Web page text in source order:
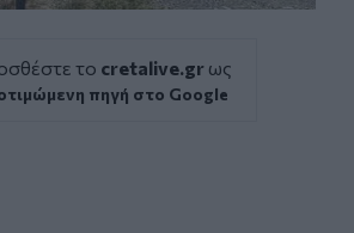
το cretalive.gr ως
πηγή στο Google